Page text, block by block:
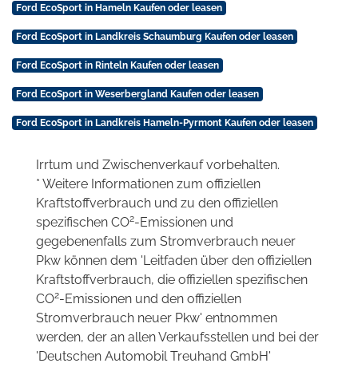
Ford EcoSport in Hameln Kaufen oder leasen
Ford EcoSport in Landkreis Schaumburg Kaufen oder leasen
Ford EcoSport in Rinteln Kaufen oder leasen
Ford EcoSport in Weserbergland Kaufen oder leasen
Ford EcoSport in Landkreis Hameln-Pyrmont Kaufen oder leasen
Irrtum und Zwischenverkauf vorbehalten.
* Weitere Informationen zum offiziellen
Kraftstoffverbrauch und zu den offiziellen
spezifischen CO2-Emissionen und
gegebenenfalls zum Stromverbrauch neuer
Pkw können dem 'Leitfaden über den offiziellen
Kraftstoffverbrauch, die offiziellen spezifischen
CO2-Emissionen und den offiziellen
Stromverbrauch neuer Pkw' entnommen
werden, der an allen Verkaufsstellen und bei der
'Deutschen Automobil Treuhand GmbH'